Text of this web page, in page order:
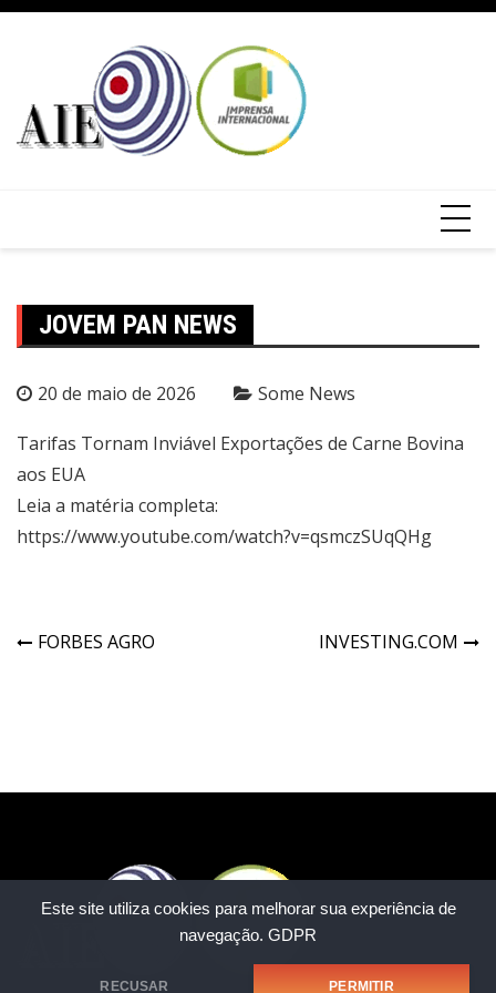
Este site utiliza cookies para melhorar sua experiência de
navegação. GDPR
RECUSAR PERMITIR
JOVEM PAN NEWS
20 de maio de 2026 Some News
Tarifas Tornam Inviável Exportações de Carne Bovina
aos EUA
Leia a matéria completa:
https://www.youtube.com/watch?v=qsmczSUqQHg
FORBES AGRO INVESTING.COM